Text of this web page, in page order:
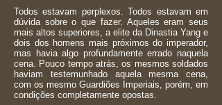
Todos estavam perplexos. Todos estavam em
dúvida sobre o que fazer. Aqueles eram seus
mais altos superiores, a elite da Dinastia Yang e
dois dos homens mais próximos do imperador,
mas havia algo profundamente errado naquela
cena. Pouco tempo atrás, os mesmos soldados
haviam testemunhado aquela mesma cena,
com os mesmo Guardiões Imperiais, porém, em
condições completamente opostas.